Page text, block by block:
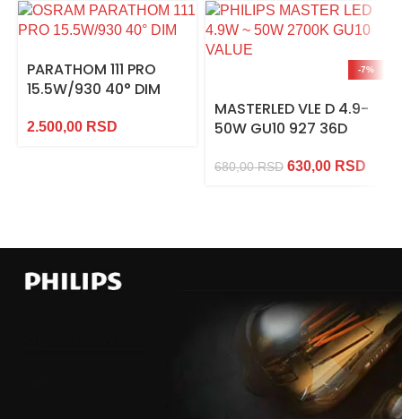
PARATHOM 111 PRO
15.5W/930 40° DIM
2.500,00 RSD
-7%
MASTERLED VLE D 4.9-
50W GU10 927 36D
680,00RSD 630,00 RSD